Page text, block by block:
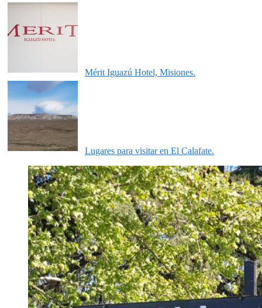
Mérit Iguazú Hotel, Misiones.
Lugares para visitar en El Calafate.